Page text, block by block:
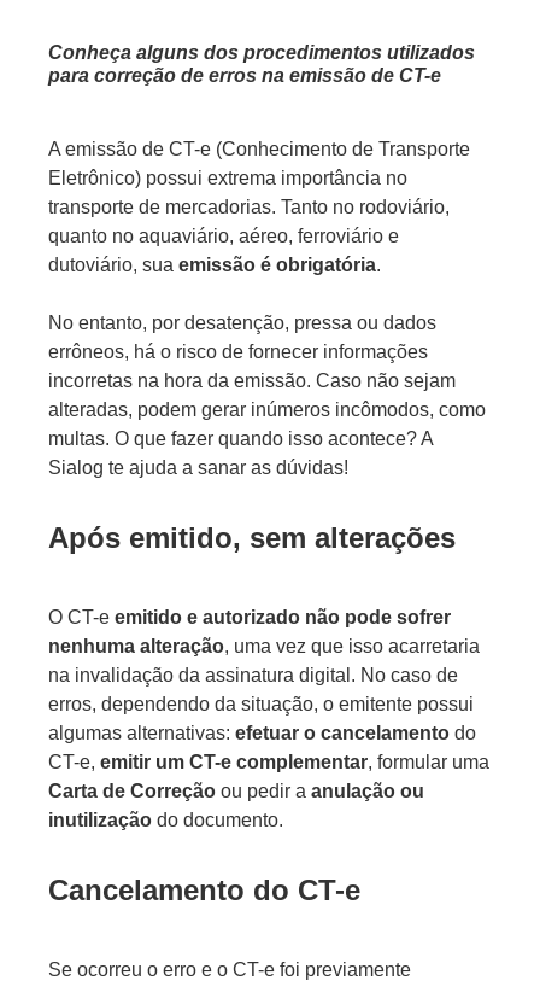
Conheça alguns dos procedimentos utilizados
para correção de erros na emissão de CT-e
A emissão de CT-e (Conhecimento de Transporte
Eletrônico) possui extrema importância no
transporte de mercadorias. Tanto no rodoviário,
quanto no aquaviário, aéreo, ferroviário e
dutoviário, sua emissão é obrigatória.
No entanto, por desatenção, pressa ou dados
errôneos, há o risco de fornecer informações
incorretas na hora da emissão. Caso não sejam
alteradas, podem gerar inúmeros incômodos, como
multas. O que fazer quando isso acontece? A
Sialog te ajuda a sanar as dúvidas!
Após emitido, sem alterações
O CT-e emitido e autorizado não pode sofrer
nenhuma alteração, uma vez que isso acarretaria
na invalidação da assinatura digital. No caso de
erros, dependendo da situação, o emitente possui
algumas alternativas: efetuar o cancelamento do
CT-e, emitir um CT-e complementar, formular uma
Carta de Correção ou pedir a anulação ou
inutilização do documento.
Cancelamento do CT-e
Se ocorreu o erro e o CT-e foi previamente